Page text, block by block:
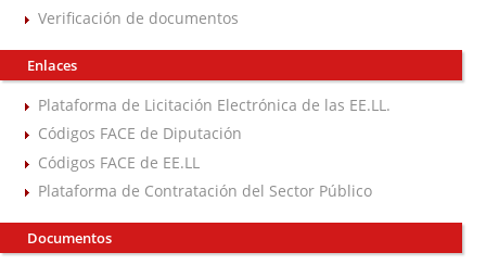
Verificación de documentos
Enlaces
Plataforma de Licitación Electrónica de las EE.LL.
Códigos FACE de Diputación
Códigos FACE de EE.LL
Plataforma de Contratación del Sector Público
Documentos